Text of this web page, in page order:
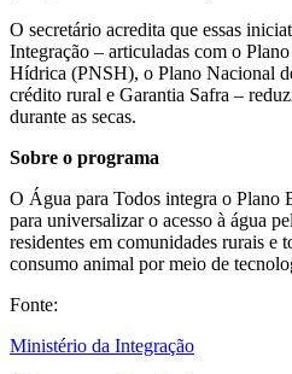
O secretário acredita que essas
Integração – articuladas com o
Hídrica (PNSH), o Plano Nacional
crédito rural e Garantia Safra –
durante as secas.
Sobre o programa
O Água para Todos integra o Plano
para universalizar o acesso à água
residentes em comunidades rurais e
consumo animal por meio de
Fonte:
Ministério da Integração